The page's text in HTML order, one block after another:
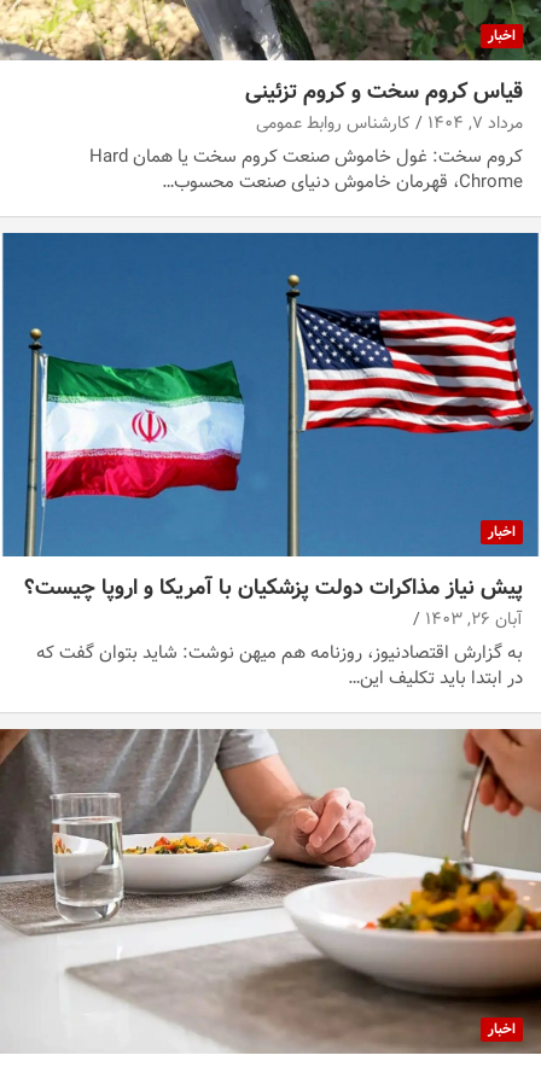
اخبار
قیاس کروم سخت و کروم تزئینی
مرداد ۷, ۱۴۰۴ کارشناس روابط عمومی
کروم سخت: غول خاموش صنعت کروم سخت یا همان Hard
Chrome، قهرمان خاموش دنیای صنعت محسوب…
اخبار
پیش نیاز مذاکرات دولت پزشکیان با آمریکا و اروپا چیست؟
آبان ۲۶, ۱۴۰۳
به گزارش اقتصادنیوز، روزنامه هم میهن نوشت: شاید بتوان گفت که
در ابتدا باید تکلیف این…
اخبار